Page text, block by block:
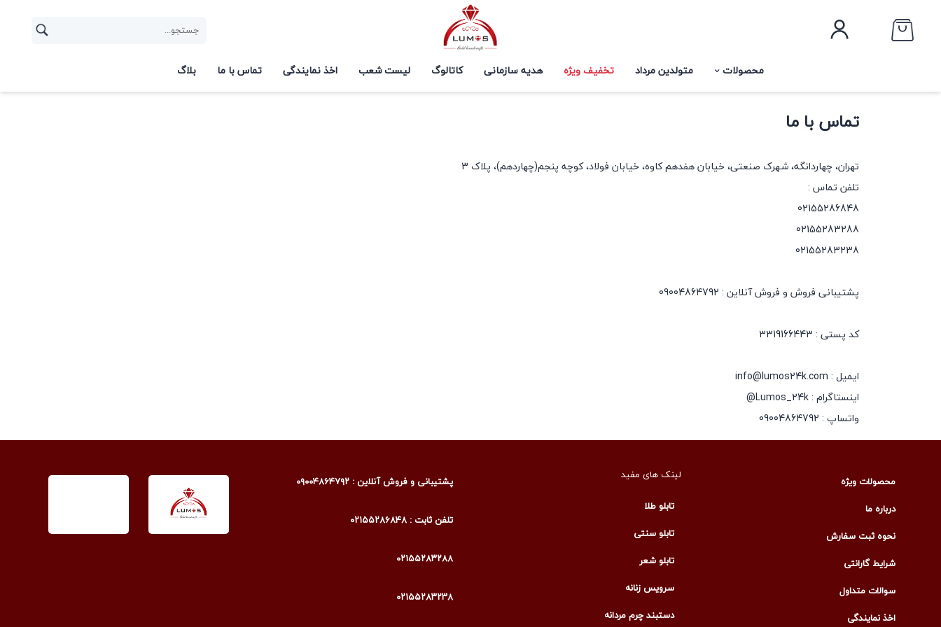
محصولات متولدین مرداد تخفیف ویژه هدیه سازمانی کاتالوگ لیست شعب اخذ نمایندگی تماس با ما بلاگ
تماس با ما
تهران، چهاردانگه، شهرک صنعتی، خیابان هفدهم کاوه، خیابان فولاد، کوچه پنجم(چهاردهم)، پلاک 3
تلفن تماس :
02155286848
02155283288
02155283238
پشتیبانی فروش و فروش آنلاین : 09004864792
کد پستی : 3319166443
ایمیل : info@lumos24k.com
اینستاگرام : Lumos_24k@
واتساپ : 09004864792
محصولات ویژه
درباره ما
نحوه ثبت سفارش
شرایط گارانتی
سوالات متداول
اخذ نمایندگی
لینک های مفید
تابلو طلا
تابلو سنتی
تابلو شعر
سرویس زنانه
دستبند چرم مردانه
پشتیبانی و فروش آنلاین : ۰۹۰۰۴۸۶۴۷۹۲
تلفن ثابت : ۰۲۱۵۵۲۸۶۸۴۸
۰۲۱۵۵۲۸۳۲۸۸
۰۲۱۵۵۲۸۳۲۳۸